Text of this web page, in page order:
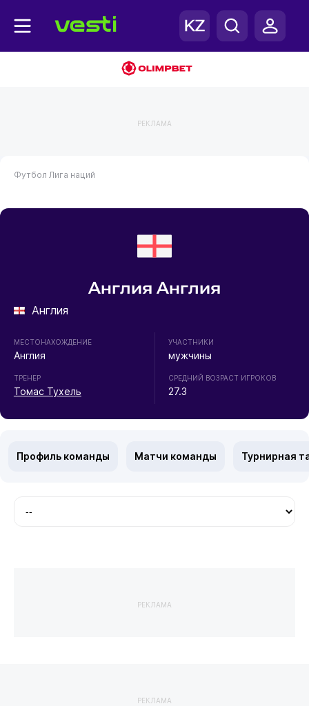
РЕКЛАМА
Футбол Лига наций
Англия Англия
Англия
МЕСТОНАХОЖДЕНИЕ
Англия
ТРЕНЕР
Томас Тухель
УЧАСТНИКИ
мужчины
СРЕДНИЙ ВОЗРАСТ ИГРОКОВ
27.3
Профиль команды Матчи команды Турнирная
РЕКЛАМА
РЕКЛАМА